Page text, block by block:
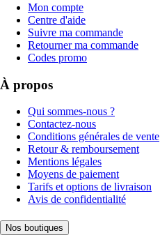
Mon compte
Centre d'aide
Suivre ma commande
Retourner ma commande
Codes promo
À propos
Qui sommes-nous ?
Contactez-nous
Conditions générales de vente
Retour & remboursement
Mentions légales
Moyens de paiement
Tarifs et options de livraison
Avis de confidentialité
Nos boutiques